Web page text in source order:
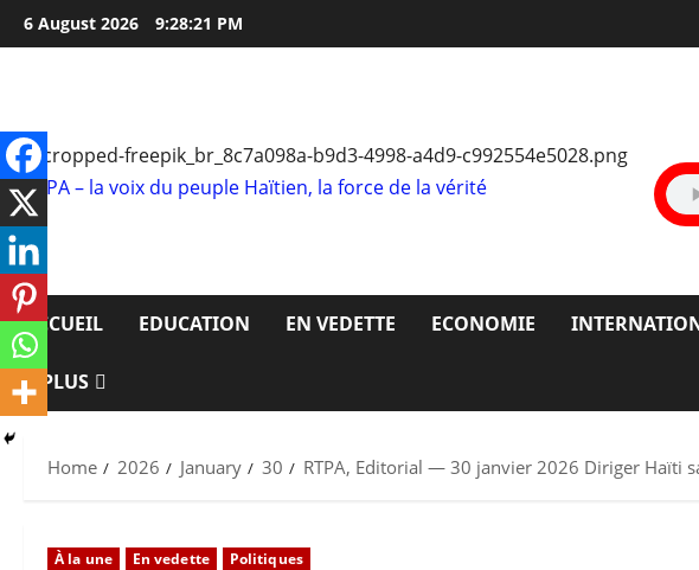
Skip
to
6 August 2026 9:28:21 PM
RTPA – la voix du peuple Haïtien, la force de la vérité
ACCUEIL EDUCATION EN VEDETTE ECONOMIE
PLUS
Home 2026 January 30 RTPA, Editorial — 30 janvier 2026 Diriger Haïti
À la une En vedette Politiques